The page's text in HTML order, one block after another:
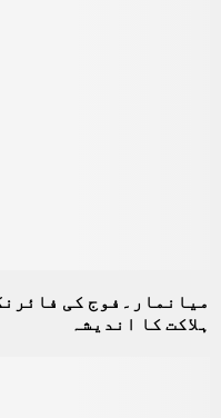
میانمار۔فوج کی
ہلاکت کا اندیشہ